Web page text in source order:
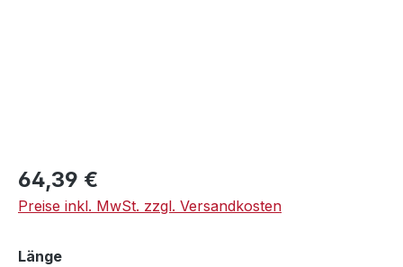
Regulärer Preis:
64,39 €
Preise inkl. MwSt. zzgl. Versandkosten
Längeauswählen